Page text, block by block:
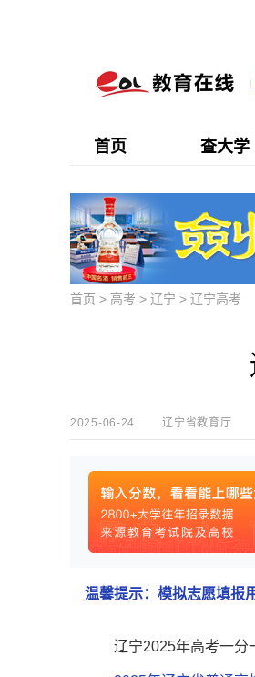
首页 查大学
首页 > 高考 > 辽宁 > 辽宁高考
2025-06-24 辽宁省教育厅
温馨提示：模拟志愿填报
辽宁2025年高考一分一